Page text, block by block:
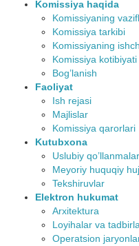
Komissiya haqida
Komissiyaning
Komissiya tarkibi
Komissiyaning
Komissiya kotibiyati
Bog’lanish
Faoliyat
Ish rejasi
Majlislar
Komissiya qarorlari
Kutubxona
Uslubiy
Meyoriy huquqiy
Tekshiruvlar
Elektron hukumat
Arxitektura
Loyihalar va
Operatsion